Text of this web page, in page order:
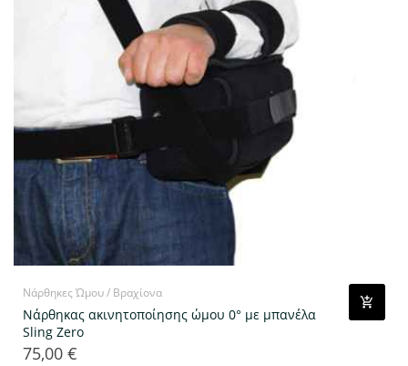
Νάρθηκες Ώμου / Βραχίονα
Νάρθηκας ακινητοποίησης ώμου 0° με μπανέλα
Sling Zero
Τιμή
75,00 €